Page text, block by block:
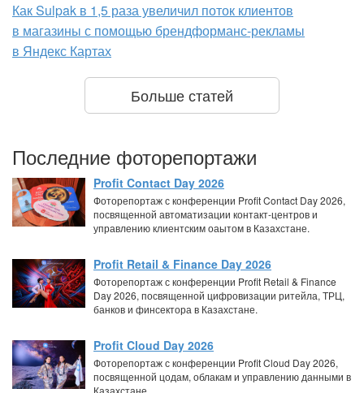
Как Sulpak в 1,5 раза увеличил поток клиентов
в магазины с помощью брендформанс-рекламы
в Яндекс Картах
Больше статей
Последние фоторепортажи
Profit Contact Day 2026
Фоторепортаж с конференции Profit Contact Day 2026,
посвященной автоматизации контакт-центров и
управлению клиентским оаытом в Казахстане.
Profit Retail & Finance Day 2026
Фоторепортаж с конференции Profit Retail & Finance
Day 2026, посвященной цифровизации ритейла, ТРЦ,
банков и финсектора в Казахстане.
Profit Cloud Day 2026
Фоторепортаж с конференции Profit Cloud Day 2026,
посвященной цодам, облакам и управлению данными в
Казахстане.